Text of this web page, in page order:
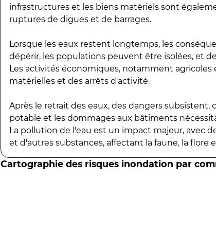
infrastructures et les biens matériels sont
ruptures de digues et de barrages.
Lorsque les eaux restent longtemps, les
dépérir, les populations peuvent être isolées, et
Les activités économiques, notamment
matérielles et des arrêts d'activité.
Après le retrait des eaux, des dangers
potable et les dommages aux bâtiments
La pollution de l'eau est un impact majeur, avec
et d'autres substances, affectant la faune, la flore
Cartographie des risques inondation par